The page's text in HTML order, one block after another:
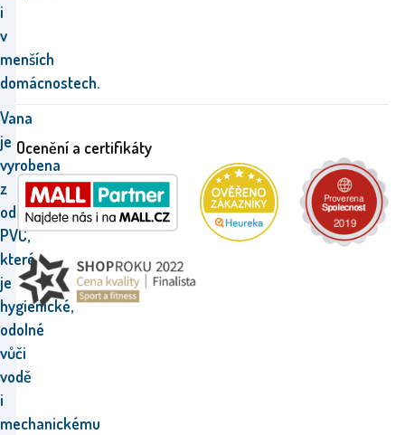
i
v
menších
domácnostech.
Vana
je
vyrobena
z
odolného
PVC,
které
je
hygienické,
odolné
vůči
vodě
i
mechanickému
Ocenění a certifikáty